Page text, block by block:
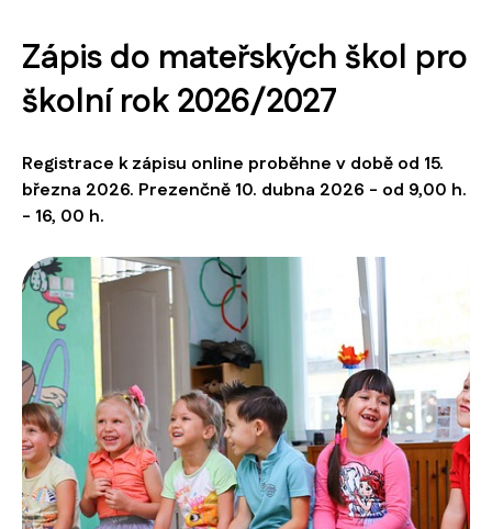
Zápis do mateřských škol pro
školní rok 2026/2027
Registrace k zápisu online proběhne v době od 15.
března 2026. Prezenčně 10. dubna 2026 - od 9,00 h.
- 16, 00 h.